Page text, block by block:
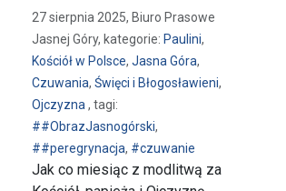
27 sierpnia 2025, Biuro Prasowe
Jasnej Góry, kategorie: Paulini,
Kościół w Polsce, Jasna Góra,
Czuwania, Święci i Błogosławieni,
Ojczyzna , tagi:
##ObrazJasnogórski,
##peregrynacja, #czuwanie
Jak co miesiąc z modlitwą za